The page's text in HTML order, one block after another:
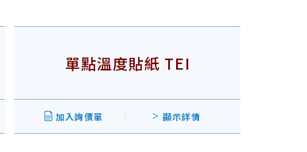
單點溫度貼紙 TEI
加入詢價單 顯示詳情